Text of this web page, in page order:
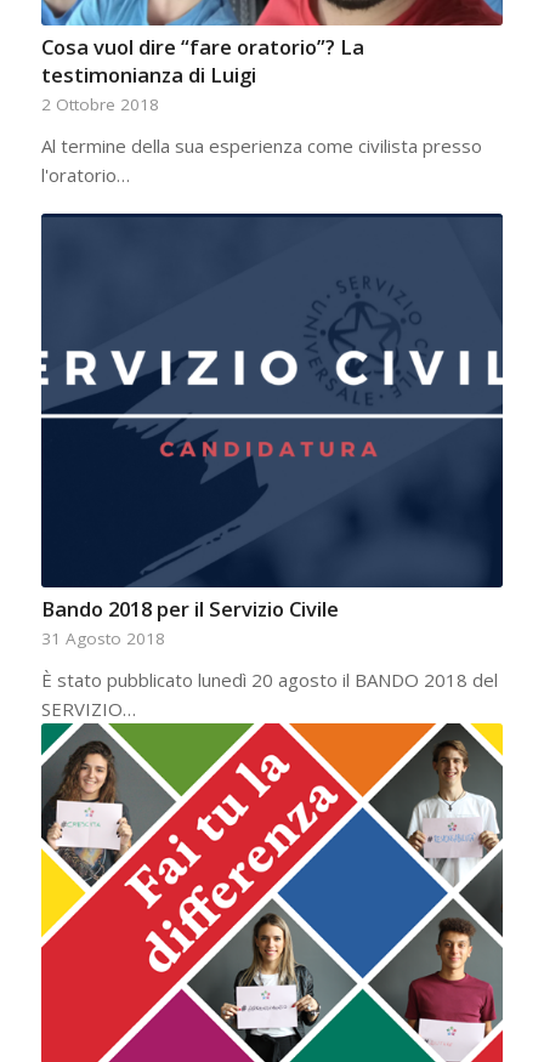
Cosa vuol dire “fare oratorio”? La
testimonianza di Luigi
2 Ottobre 2018
Al termine della sua esperienza come civilista presso
l'oratorio…
Bando 2018 per il Servizio Civile
31 Agosto 2018
È stato pubblicato lunedì 20 agosto il BANDO 2018 del
SERVIZIO…